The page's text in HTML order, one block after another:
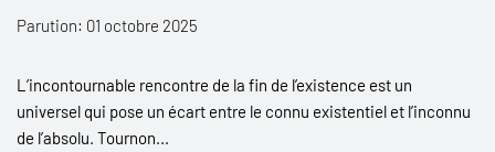
Parution: 01 octobre 2025
L’incontournable rencontre de la fin de l’existence est un
universel qui pose un écart entre le connu existentiel et l’inconnu
de l’absolu. Tournon...